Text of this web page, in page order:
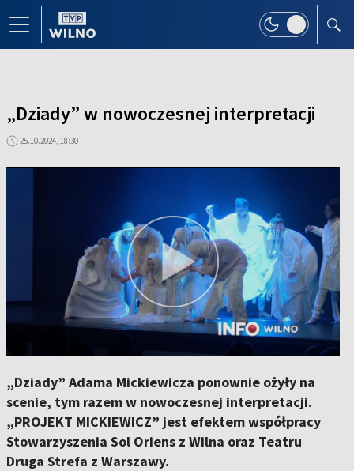
„Dziady” w nowoczesnej interpretacji
25.10.2024, 18:30
„Dziady” Adama Mickiewicza ponownie ożyły na
scenie, tym razem w nowoczesnej interpretacji.
„PROJEKT MICKIEWICZ” jest efektem współpracy
Stowarzyszenia Sol Oriens z Wilna oraz Teatru
Druga Strefa z Warszawy.